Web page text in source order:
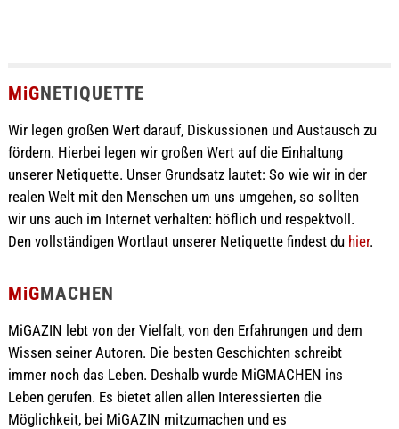
MiGNETIQUETTE
Wir legen großen Wert darauf, Diskussionen und Austausch zu
fördern. Hierbei legen wir großen Wert auf die Einhaltung
unserer Netiquette. Unser Grundsatz lautet: So wie wir in der
realen Welt mit den Menschen um uns umgehen, so sollten
wir uns auch im Internet verhalten: höflich und respektvoll.
Den vollständigen Wortlaut unserer Netiquette findest du hier.
MiGMACHEN
MiGAZIN lebt von der Vielfalt, von den Erfahrungen und dem
Wissen seiner Autoren. Die besten Geschichten schreibt
immer noch das Leben. Deshalb wurde MiGMACHEN ins
Leben gerufen. Es bietet allen allen Interessierten die
Möglichkeit, bei MiGAZIN mitzumachen und es